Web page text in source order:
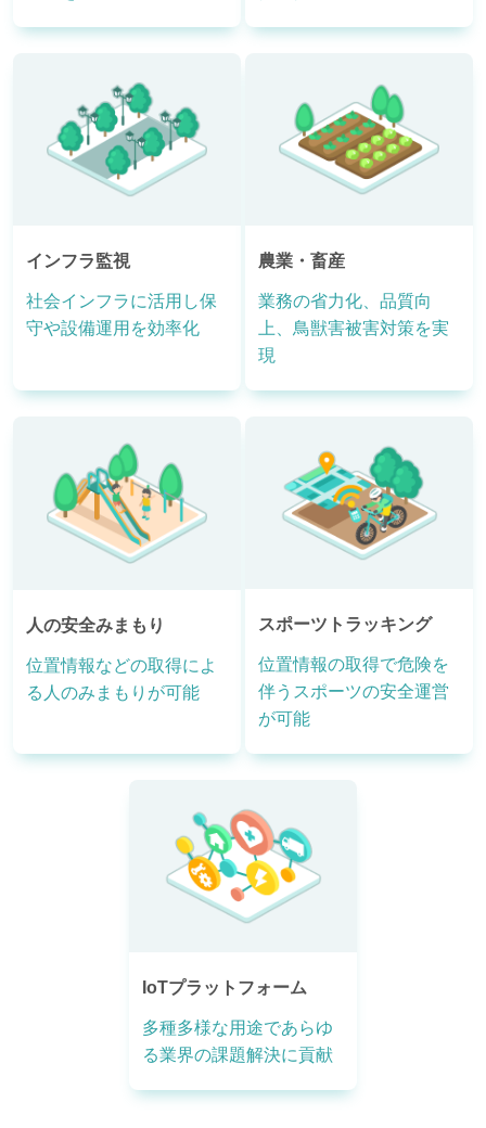
インフラ監視
社会インフラに活用し保
守や設備運用を効率化
農業・畜産
業務の省力化、品質向
上、鳥獣害被害対策を実
現
人の安全みまもり
位置情報などの取得によ
る人のみまもりが可能
スポーツトラッキング
位置情報の取得で危険を
伴うスポーツの安全運営
が可能
IoTプラットフォーム
多種多様な用途であらゆ
る業界の課題解決に貢献